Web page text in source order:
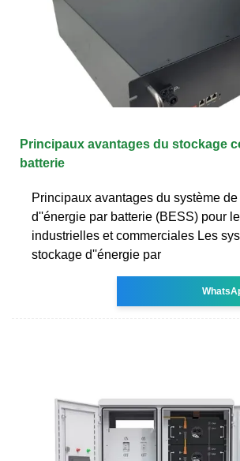
Principaux avantages du stockage
batterie
Principaux avantages du système
d''énergie par batterie (BESS) pour
industrielles et commerciales Les
stockage d''énergie par